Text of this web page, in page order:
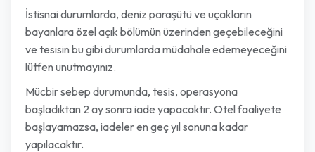
İstisnai durumlarda, deniz paraşütü ve uçakların
bayanlara özel açık bölümün üzerinden geçebileceğini
ve tesisin bu gibi durumlarda müdahale edemeyeceğini
lütfen unutmayınız.
Mücbir sebep durumunda, tesis, operasyona
başladıktan 2 ay sonra iade yapacaktır. Otel faaliyete
başlayamazsa, iadeler en geç yıl sonuna kadar
yapılacaktır.